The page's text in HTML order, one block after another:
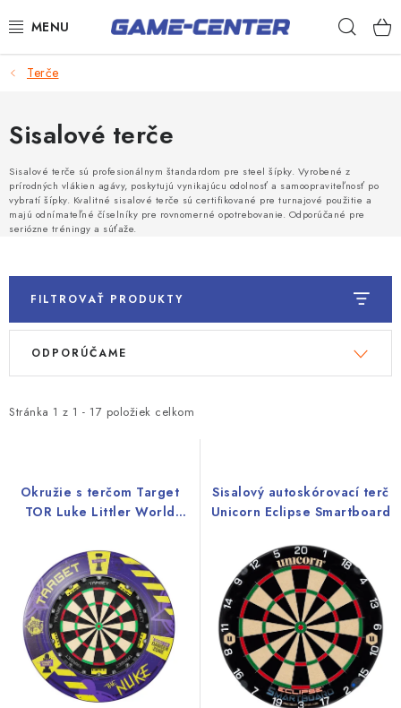
na
Šípky
Poker
Stolný futbal
Akčný tovar
Darčekové poukazy
Kontakty
Terče
Sisalové terče
Sisalové terče sú profesionálnym štandardom pre steel šípky. Vyrobené z
prírodných vlákien agávy, poskytujú vynikajúcu odolnosť a samoopraviteľnosť po
vybratí šípky. Kvalitné sisalové terče sú certifikované pre turnajové použitie a
majú odnímateľné číselníky pre rovnomerné opotrebovanie. Odporúčané pre
seriózne tréningy a súťaže.
FILTROVAŤ PRODUKTY
V
i
Stránka 1 z 1 - 17 položiek celkom
R
e
ODPORÚČAME
Okružie s terčom Target
TOR Luke Littler World
Sisalový autoskórovací terč
Unicorn Eclipse Smartboard